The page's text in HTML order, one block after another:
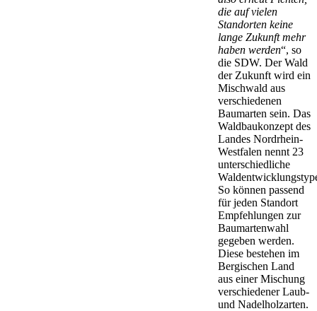
die auf vielen
Standorten keine
lange Zukunft mehr
haben werden“, so
die SDW. Der Wald
der Zukunft wird ein
Mischwald aus
verschiedenen
Baumarten sein. Das
Waldbaukonzept des
Landes Nordrhein-
Westfalen nennt 23
unterschiedliche
So können passend
für jeden Standort
Empfehlungen zur
Baumartenwahl
gegeben werden.
Diese bestehen im
Bergischen Land
aus einer Mischung
verschiedener Laub-
und Nadelholzarten.